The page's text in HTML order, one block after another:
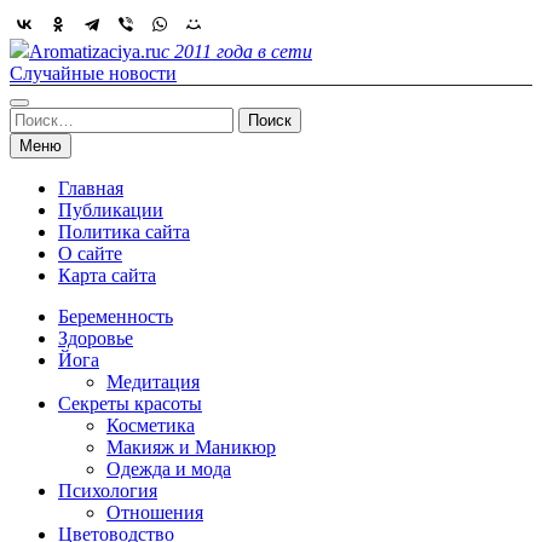
Skip
to
content
Aromatizaciya.ruс 2011 года в сети
Случайные новости
Найти:
Меню
Главная
Публикации
Политика сайта
О сайте
Карта сайта
Беременность
Здоровье
Йога
Медитация
Секреты красоты
Косметика
Макияж и Маникюр
Одежда и мода
Психология
Отношения
Цветоводство